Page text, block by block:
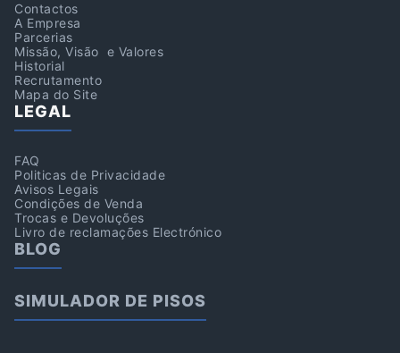
Contactos
A Empresa
Parcerias
Missão, Visão e Valores
Historial
Recrutamento
Mapa do Site
LEGAL
FAQ
Politicas de Privacidade
Avisos Legais
Condições de Venda
Trocas e Devoluções
Livro de reclamações Electrónico
BLOG
SIMULADOR DE PISOS